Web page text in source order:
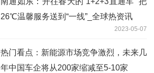
26℃温馨服务送到“一线”_全球热资讯
2023-05-07
热门看点：新能源市场竞争激烈，未来几
年中国车企将从200家缩减至5-10家